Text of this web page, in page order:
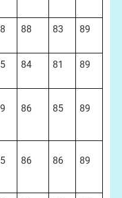
88 83 89
84 81 89
86 85 89
86 86 89